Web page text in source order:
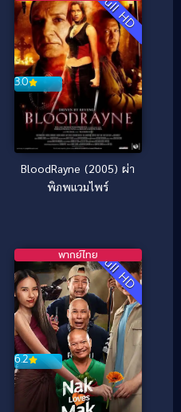
Full HD
3.0
BloodRayne (2005) ผ่า
พิภพแวมไพร์
Full HD
6.2
พากย์ไทย